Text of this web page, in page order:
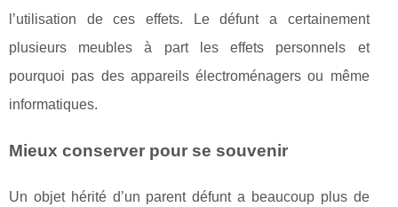
l’utilisation de ces effets. Le défunt a certainement
plusieurs meubles à part les effets personnels et
pourquoi pas des appareils électroménagers ou même
informatiques.
Mieux conserver pour se souvenir
Un objet hérité d’un parent défunt a beaucoup plus de